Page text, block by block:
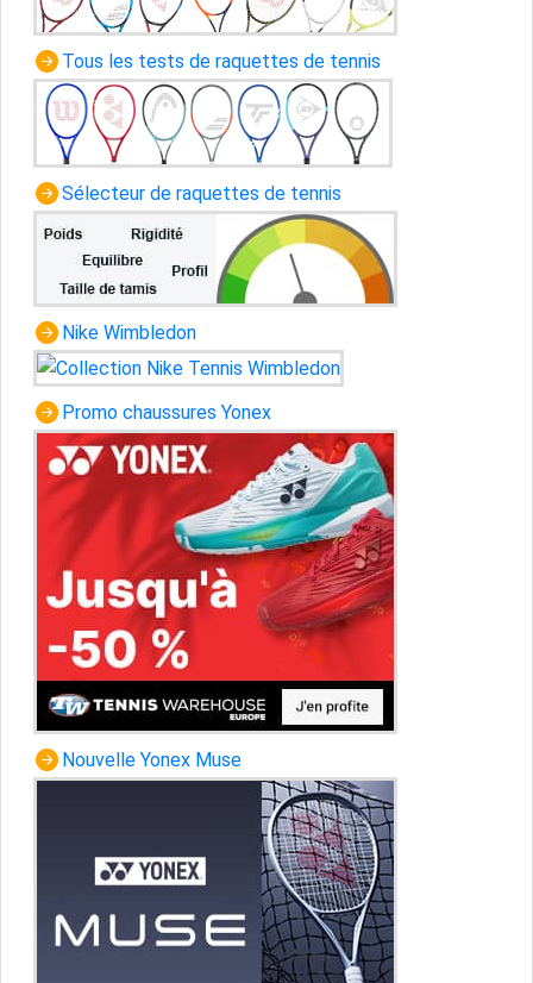
Tous les tests de raquettes de tennis
Sélecteur de raquettes de tennis
Nike Wimbledon
Promo chaussures Yonex
Nouvelle Yonex Muse